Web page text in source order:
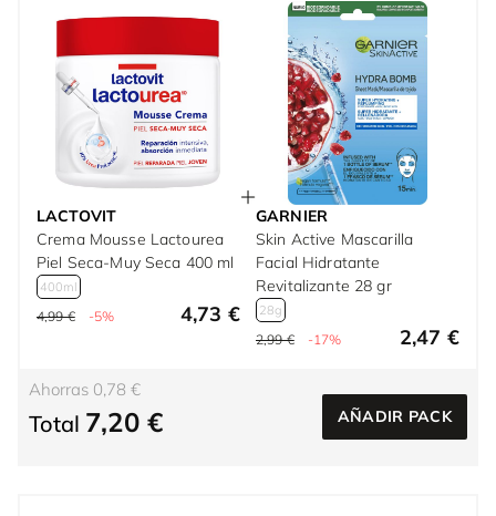
LACTOVIT
Crema Mousse Lactourea
Piel Seca-Muy Seca 400 ml
400ml
4,99 € -5% 4,73 €
GARNIER
Skin Active Mascarilla
Facial Hidratante
Revitalizante 28 gr
28g
2,99 € -17% 2,47 €
Ahorras 0,78 €
Total 7,20 € AÑADIR PACK